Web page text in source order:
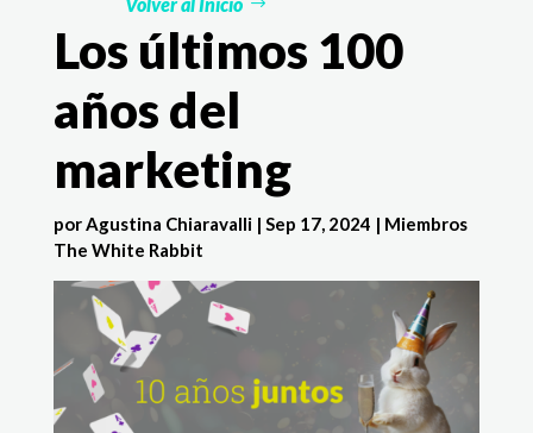
Los últimos 100
años del
marketing
porAgustina Chiaravalli| Sep 17, 2024 | Miembros
The White Rabbit